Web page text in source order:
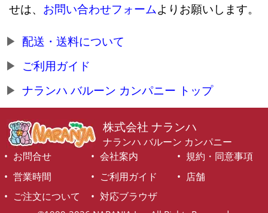
せは、 お問い合わせフォームよりお願いします。
配送・送料について
ご利用ガイド
ナランハ バルーン カンパニー トップ
株式会社 ナランハ
ナランハ バルーン カンパニー
お問合せ
会社案内
規約・同意事項
営業時間
ご利用ガイド
店舗
ご注文について
対応ブラウザ